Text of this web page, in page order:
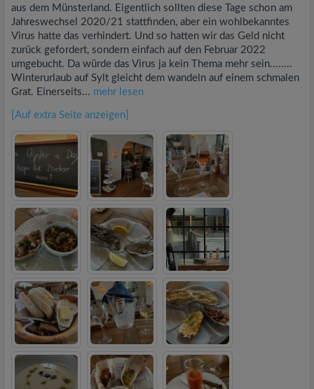
aus dem Münsterland. Eigentlich sollten diese Tage schon am
Jahreswechsel 2020/21 stattfinden, aber ein wohlbekanntes
Virus hatte das verhindert. Und so hatten wir das Geld nicht
zurück gefordert, sondern einfach auf den Februar 2022
umgebucht. Da würde das Virus ja kein Thema mehr sein........
Winterurlaub auf Sylt gleicht dem wandeln auf einem schmalen
Grat. Einerseits... mehr lesen
[Auf extra Seite anzeigen]